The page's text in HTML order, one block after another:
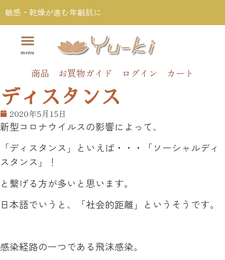
敏感・乾燥が進む年齢肌に
商品 お買物ガイド ログイン カート
ディスタンス
2020年5月15日
新型コロナウイルスの影響によって、
「ディスタンス」といえば・・・「ソーシャルディ
スタンス」！
と繋げる方が多いと思います。
日本語でいうと、「社会的距離」というそうです。
感染経路の一つである飛沫感染。